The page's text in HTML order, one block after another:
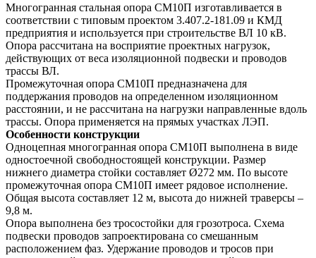
Многогранная стальная опора СМ10П изготавливается в
соответствии с типовым проектом 3.407.2-181.09 и КМД
предприятия и используется при строительстве ВЛ 10 кВ.
Опора рассчитана на восприятие проектных нагрузок,
действующих от веса изоляционной подвески и проводов
трассы ВЛ.
Промежуточная опора СМ10П предназначена для
поддержания проводов на определенном изоляционном
расстоянии, и не рассчитана на нагрузки направленные вдоль
трассы. Опора применяется на прямых участках ЛЭП.
Особенности конструкции
Одноцепная многогранная опора СМ10П выполнена в виде
одностоечной свободностоящей конструкции. Размер
нижнего диаметра стойки составляет Ø272 мм. По высоте
промежуточная опора СМ10П имеет рядовое исполнение.
Общая высота составляет 12 м, высота до нижней траверсы –
9,8 м.
Опора выполнена без тросостойки для грозотроса. Схема
подвески проводов запроектирована со смешанным
расположением фаз. Удержание проводов и тросов при